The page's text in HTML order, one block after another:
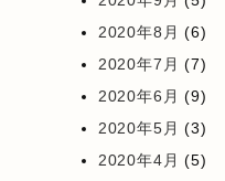
2020年8月 (6)
2020年7月 (7)
2020年6月 (9)
2020年5月 (3)
2020年4月 (5)